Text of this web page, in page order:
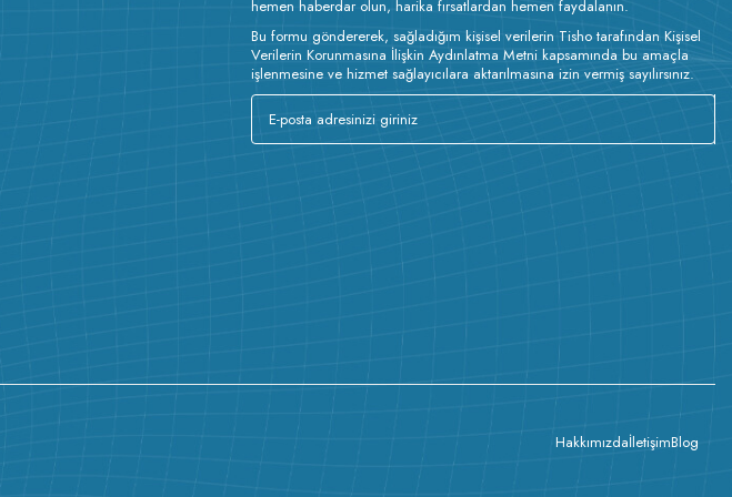
hemen haberdar olun, harika fırsatlardan hemen faydalanın.
Bu formu göndererek, sağladığım kişisel verilerin Tisho tarafından Kişisel
Verilerin Korunmasına İlişkin Aydınlatma Metni kapsamında bu amaçla
işlenmesine ve hizmet sağlayıcılara aktarılmasına izin vermiş sayılırsınız.
HakkımızdaİletişimBlog